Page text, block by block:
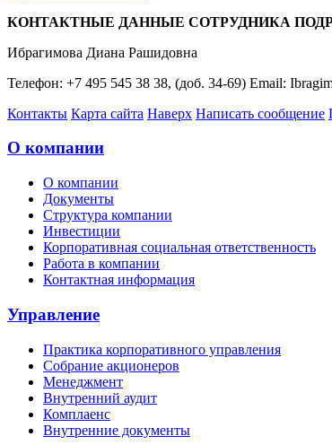
КОНТАКТНЫЕ ДАННЫЕ СОТРУДНИКА
Ибрагимова Диана Рашидовна
Телефон: +7 495 545 38 38, (доб. 34-69) Email:
Контакты Карта сайта Наверх Написать сообщение
О компании
О компании
Документы
Структура компании
Инвестиции
Корпоративная социальная ответственность
Работа в компании
Контактная информация
Управление
Практика корпоративного управления
Собрание акционеров
Менеджмент
Внутренний аудит
Комплаенс
Внутренние документы